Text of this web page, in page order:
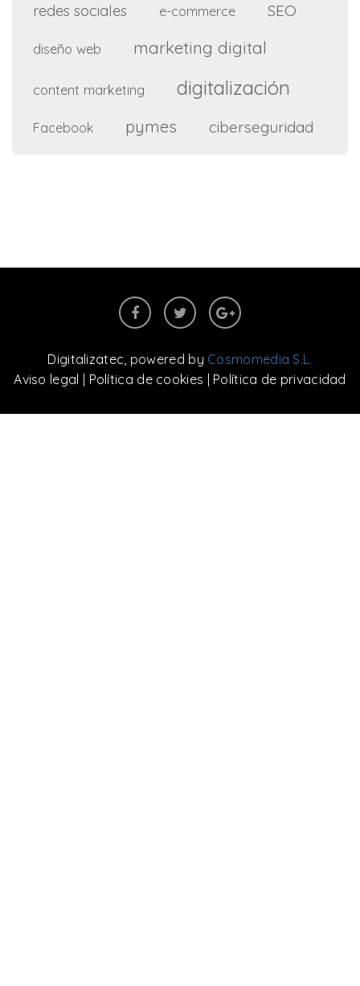
redes sociales e-commerce SEO
diseño web marketing digital
content marketing digitalización
Facebook pymes ciberseguridad
Digitalizatec, powered by Cosmomedia S.L.
Aviso legal
Política de cookies Política de privacidad